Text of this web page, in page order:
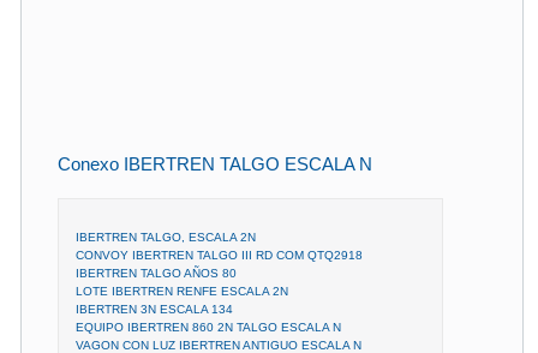
Conexo IBERTREN TALGO ESCALA N
IBERTREN TALGO, ESCALA 2N
CONVOY IBERTREN TALGO III RD COM QTQ2918
IBERTREN TALGO AÑOS 80
LOTE IBERTREN RENFE ESCALA 2N
IBERTREN 3N ESCALA 134
EQUIPO IBERTREN 860 2N TALGO ESCALA N
VAGON CON LUZ IBERTREN ANTIGUO ESCALA N